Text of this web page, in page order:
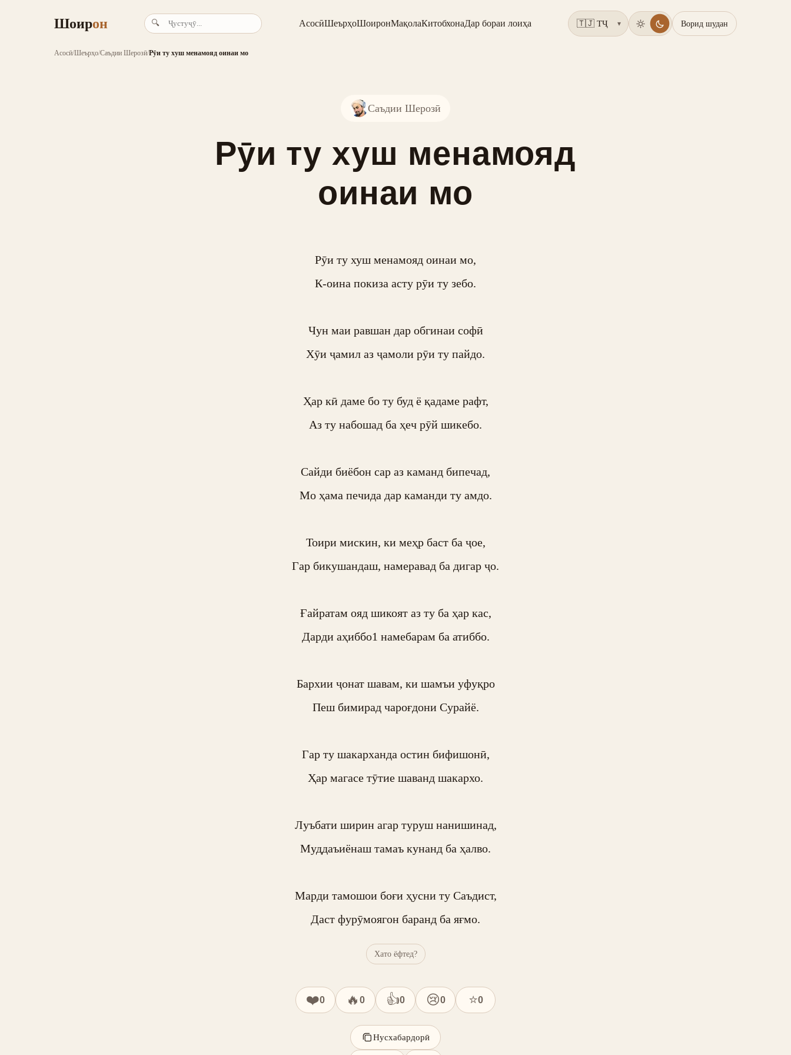
Шоирон 🔍 АсосӣШеърҳоШоиронМақолаКитобхонаДар бораи лоиҳа ▾ Ворид шудан
Асосӣ/Шеърҳо/Саъдии Шерозӣ/Рӯи ту хуш менамояд оинаи мо
Саъдии Шерозӣ
Рӯи ту хуш менамояд
оинаи мо
Рӯи ту хуш менамояд оинаи мо,
К-оина покиза асту рӯи ту зебо.
Чун маи равшан дар обгинаи софӣ
Хӯи ҷамил аз ҷамоли рӯи ту пайдо.
Ҳар кӣ даме бо ту буд ё қадаме рафт,
Аз ту набошад ба ҳеч рӯй шикебо.
Сайди биёбон сар аз каманд бипечад,
Мо ҳама печида дар каманди ту амдо.
Тоири мискин, ки меҳр баст ба ҷое,
Гар бикушандаш, намеравад ба дигар ҷо.
Ғайратам ояд шикоят аз ту ба ҳар кас,
Дарди аҳиббо1 намебарам ба атиббо.
Бархии ҷонат шавам, ки шамъи уфуқро
Пеш бимирад чароғдони Сурайё.
Гар ту шакарханда остин бифишонӣ,
Ҳар магасе тӯтие шаванд шакархо.
Луъбати ширин агар туруш нанишинад,
Муддаъиёнаш тамаъ кунанд ба ҳалво.
Марди тамошои боғи ҳусни ту Саъдист,
Даст фурӯмоягон баранд ба яғмо.
Хато ёфтед?
❤️0 🔥 0 👍0 😢0 ⭐0
Нусхабардорӣ